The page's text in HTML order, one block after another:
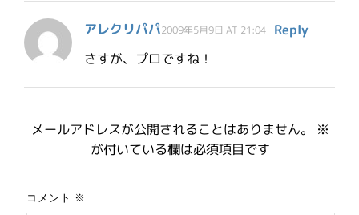
アレクリパパ2009年5月9日 AT 21:04
Reply
さすが、プロですね！
メールアドレスが公開されることはありません。
※
が付いている欄は必須項目です
コメント ※